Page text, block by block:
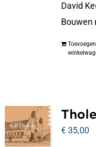
David
Bouwen
€35,00